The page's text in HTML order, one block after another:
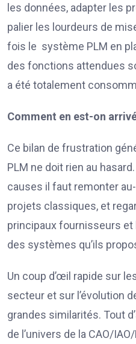
les données, adapter les
palier les lourdeurs de
fois le système PLM en
des fonctions attendues
a été totalement
Comment en est-on
Ce bilan de frustration
PLM ne doit rien au
causes il faut remonter
projets classiques, et
principaux fournisseurs
des systèmes qu’ils
Un coup d’œil rapide sur
secteur et sur l’évolution
grandes similarités. Tout
de l’univers de la CAO/